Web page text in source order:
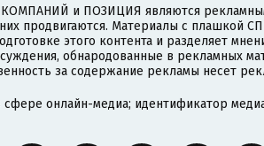
и ПОЗИЦИЯ являются
продвигаются. Материалы с плашкой
этого контента и разделяет
обнародованные в рекламных
за содержание рекламы несет
сфере онлайн-медиа; идентификатор